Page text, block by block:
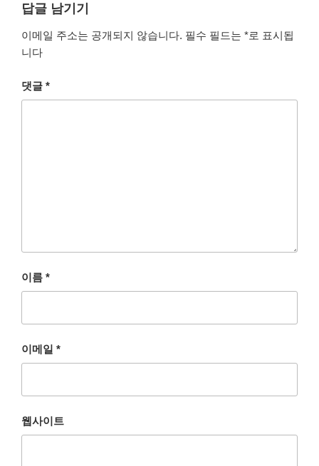
답글 남기기
이메일 주소는 공개되지 않습니다. 필수 필드는 *로 표시됩
니다
댓글 *
이름 *
이메일 *
웹사이트